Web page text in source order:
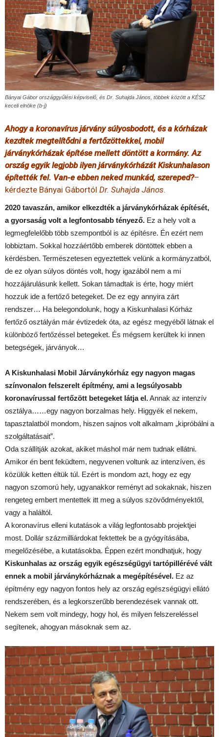
Bányai Gábor országgyűlési képviselő, és Dr. Suhajda János, többek között a KÉSZ
keceli elnöke (b-j)
Ahogy a koronavírus járvány súlyosbodott, és a kórházak
kezdtek megtelítődni a fertőzöttekkel, mobil
járványkórházak építése mellett döntött a kormány. Az
ország egyik legjobb ilyen járványkórházát Kiskunhalason
építették fel. Van-e ebben neked munkád, szereped?–
kérdezte Bányai Gábortól Dr. Suhajda János.
2020 tavaszán, amikor elkezdték a járványkórházak építését,
a gyorsaság volt a legfontosabb tényező. Ez a hely volt a
legmegfelelőbb több szempontból is az építésre. Én ezért nem
lobbiztam. Sokkal hozzáértőbb emberek döntöttek ebben a
kérdésben. Természetesen egyeztettek velünk a kormányzatból,
de ez olyan súlyos döntés volt, hogy igazából nem a mi
hozzájárulásunk kellett. Sokan támadtak is érte, hogy miért
hozzuk ide a fertőző betegeket. De ez egy annyira zárt
rendszer… Ha belegondolunk, hogy a Kiskunhalasi Kórház
fertőző osztályán már évtizedek óta, az egész megyéből látnak el
különböző fertőzéssel betegeket. És mégsem kerültek ki innen
betegségek, járványok…
A Kiskunhalasi Mobil Járványkórház egy nagyon magas
színvonalon felszerelt építmény, ami a legsúlyosabb
koronavírussal fertőzött betegeket látja el.Annak az intenzív
osztálya……egy nagyon borzalmas hely. Higgyék el nekem,
tapasztalatból mondom, hiszen sajnos volt alkalmam „kipróbálni a
szolgáltatásait”.
Oda szállítják azokat, akiket máshol már nem tudnak ellátni.
Amikor én bent feküdtem, negyvenen voltunk az intenzíven, és
közülük ketten éltük túl. Ezért is mondom azt, hogy ez egy
nagyon szomorú hely, ugyanakkor reményt ad sokaknak, hiszen
rengeteg embert mentettek itt meg a súlyos szövődményektől,
vagy a haláltól.
A koronavírus elleni kutatások a világ legfontosabb projektjei
most. Dollár százmilliárdokat fektettek be a gyógyításába,
megelőzésébe, a kutatásokba. Éppen ezért mondhatjuk, hogy
Kiskunhalas az ország egyik egészségügyi tartópillérévé vált
ennek a mobil járványkórháznak a megépítésével. Ez az
építmény egy nagyon fontos hely az ország egészségügyi ellátó
rendszerében, és a legkorszerűbb berendezések vannak ott.
Nekem sem volt mindegy, hogy hol, és milyen felszereléssel
segítenek, ahogyan másoknak sem az.